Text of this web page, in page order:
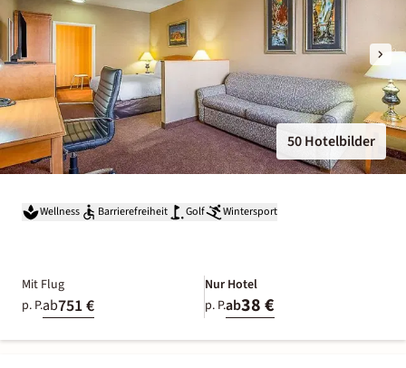
50 Hotelbilder
Wellness Barrierefreiheit Golf Wintersport
Mit Flug
p. P.ab751 €
Nur Hotel
p. P.ab38 €